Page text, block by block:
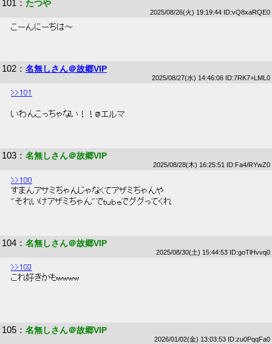
101 ： たつや
2025/08/26(火) 19:19:44 ID:vQ8xaRQE0
こーんにーちは～
102 ： 名無しさん＠故郷VIP
2025/08/27(水) 14:46:06 ID:7RK7+LML0
>>101
いわんこっちゃない！！@エルマ
103 ： 名無しさん＠故郷VIP
2025/08/28(木) 16:25:51 ID:Fa4/RYwZ0
>>100
すまんアサミちゃんじゃなくてアザミちゃんや
"それいけアザミちゃん"でｔｕｂｅでググってくれ
104 ： 名無しさん＠故郷VIP
2025/08/30(土) 15:44:53 ID:goTlHvvq0
>>103
これ好きかもwwww
105 ： 名無しさん＠故郷VIP
2026/01/02(金) 13:03:53 ID:zu0PqqFa0